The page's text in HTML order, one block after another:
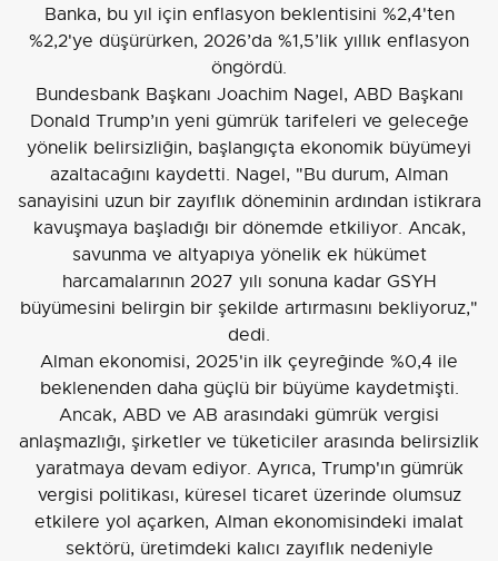
Banka, bu yıl için enflasyon beklentisini %2,4'ten
%2,2'ye düşürürken, 2026’da %1,5’lik yıllık enflasyon
öngördü.
Bundesbank Başkanı Joachim Nagel, ABD Başkanı
Donald Trump’ın yeni gümrük tarifeleri ve geleceğe
yönelik belirsizliğin, başlangıçta ekonomik büyümeyi
azaltacağını kaydetti. Nagel, "Bu durum, Alman
sanayisini uzun bir zayıflık döneminin ardından istikrara
kavuşmaya başladığı bir dönemde etkiliyor. Ancak,
savunma ve altyapıya yönelik ek hükümet
harcamalarının 2027 yılı sonuna kadar GSYH
büyümesini belirgin bir şekilde artırmasını bekliyoruz,"
dedi.
Alman ekonomisi, 2025'in ilk çeyreğinde %0,4 ile
beklenenden daha güçlü bir büyüme kaydetmişti.
Ancak, ABD ve AB arasındaki gümrük vergisi
anlaşmazlığı, şirketler ve tüketiciler arasında belirsizlik
yaratmaya devam ediyor. Ayrıca, Trump'ın gümrük
vergisi politikası, küresel ticaret üzerinde olumsuz
etkilere yol açarken, Alman ekonomisindeki imalat
sektörü, üretimdeki kalıcı zayıflık nedeniyle